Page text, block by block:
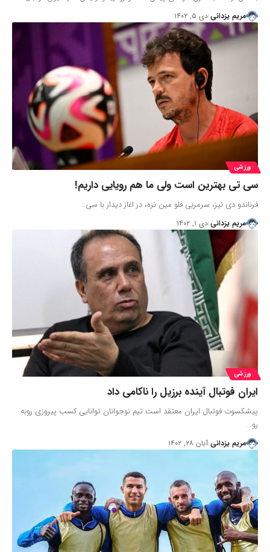
مریم یزدانی دی ۵, ۱۴۰۲
ورزشی
سی تی بهترین است ولی ما هم رویایی داریم!‌
فرناندو دی نیز، سرمربی فلو مین نزه، در اغاز دیدار با سی…
مریم یزدانی دی ۱, ۱۴۰۲
ورزشی
ایران فوتبال آینده برزیل را ناکامی داد
پیشکسوت فوتبال ایران معتقد است تیم نوجوانان توانایی کسب پیروزی روبه
رو…
مریم یزدانی آبان ۲۸, ۱۴۰۲